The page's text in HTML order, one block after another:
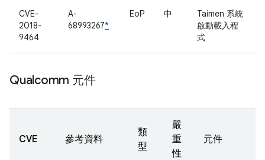
CVE-
2018-
9464
A-
68993267*
EoP 中
Taimen 系統
啟動載入程
式
Qualcomm 元件
CVE 參考資料
類
型
嚴
重
性
元件